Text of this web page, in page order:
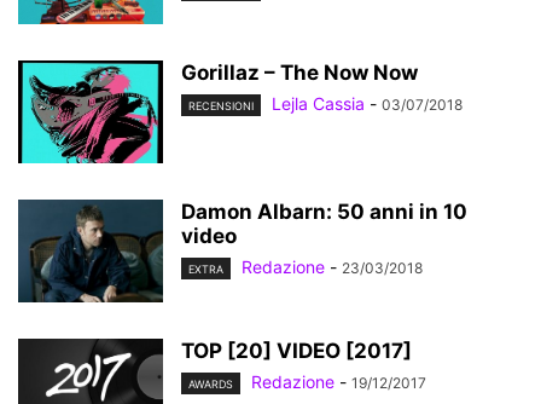
Gorillaz – The Now Now
RECENSIONI Lejla Cassia - 03/07/2018
Damon Albarn: 50 anni in 10
video
EXTRA Redazione - 23/03/2018
TOP [20] VIDEO [2017]
AWARDS Redazione - 19/12/2017